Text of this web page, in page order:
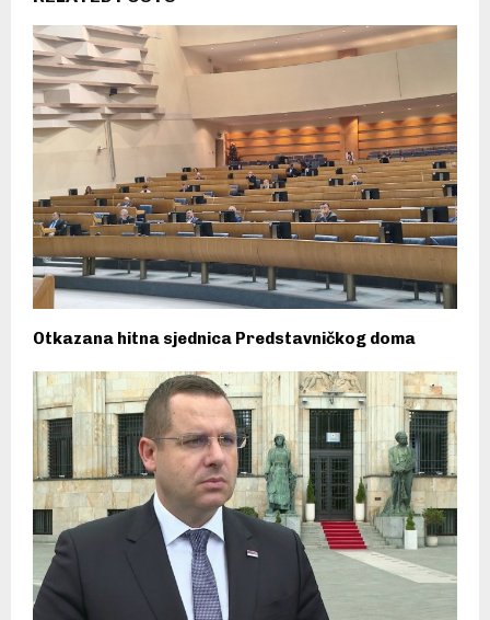
Otkazana hitna sjednica Predstavničkog doma